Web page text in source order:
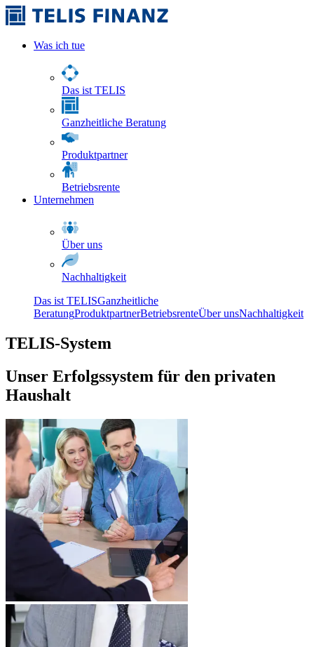
Was ich tue
Das ist TELIS
Ganzheitliche Beratung
Produktpartner
Betriebsrente
Unternehmen
Über uns
Nachhaltigkeit
Das ist TELISGanzheitliche
BeratungProduktpartnerBetriebsrenteÜber unsNachhaltigkeit
TELIS-System
Unser Erfolgssystem für den privaten
Haushalt